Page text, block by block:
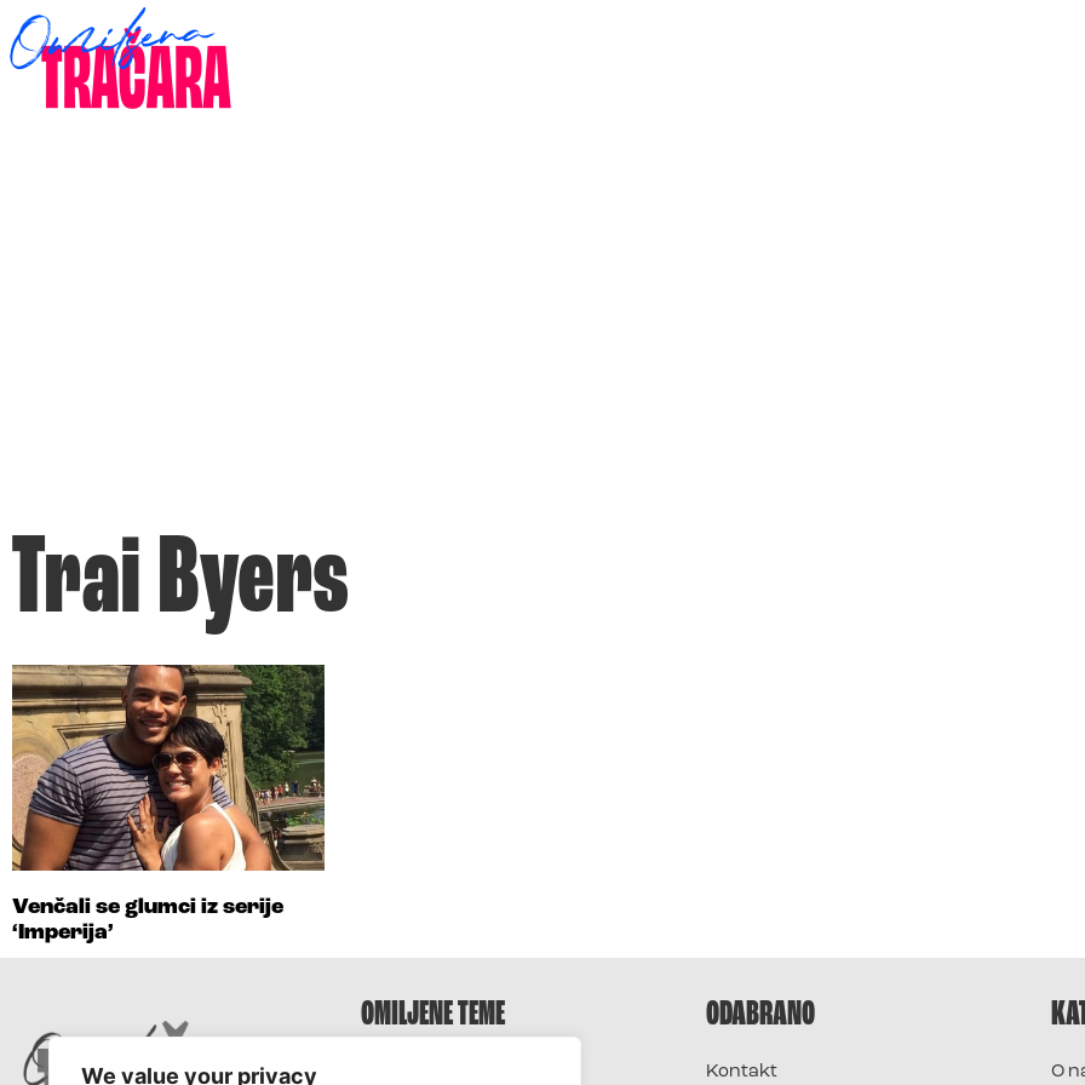
We value your privacy
Trai Byers
Venčali se glumci iz serije
‘Imperija’
OMILJENE TEME ODABRANO
Kontakt O